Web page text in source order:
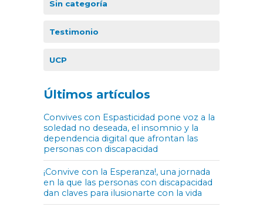
Sin categoría
Testimonio
UCP
Últimos artículos
Convives con Espasticidad pone voz a la
soledad no deseada, el insomnio y la
dependencia digital que afrontan las
personas con discapacidad
¡Convive con la Esperanza!, una jornada
en la que las personas con discapacidad
dan claves para ilusionarte con la vida